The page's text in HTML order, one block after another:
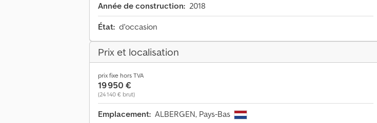
Année de construction: 2018
État: d'occasion
Prix et localisation
prix fixe hors TVA
19 950 €
(24 140 € brut)
Emplacement: ALBERGEN, Pays-Bas